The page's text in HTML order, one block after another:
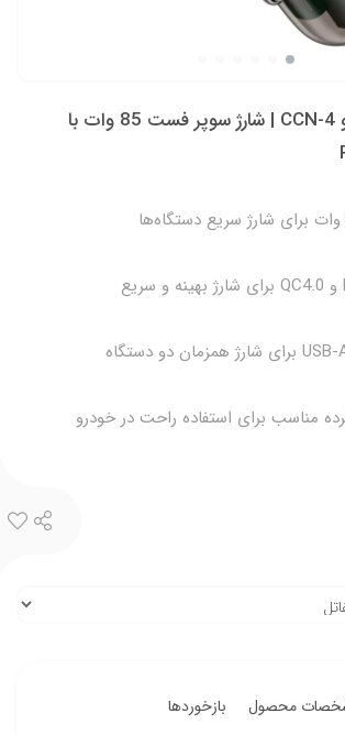
شارژر فندکی نوکسو CCN-4 | شارژ سوپر فست 85 وات با
مناسب برای استفاده راحت در خودرو
محصول بازخوردها